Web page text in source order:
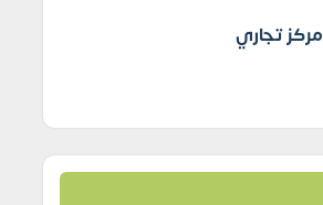
مركز تجاري